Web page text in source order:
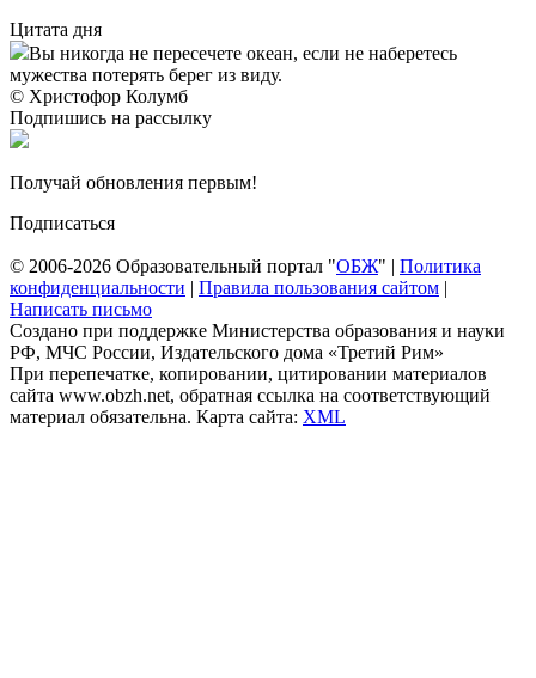
Цитата дня
Вы никогда не пересечете океан, если не наберетесь
мужества потерять берег из виду.
© Христофор Колумб
Подпишись на рассылку
Получай обновления первым!
Подписаться
© 2006-2026 Образовательный портал "ОБЖ" | Политика
конфиденциальности | Правила пользования сайтом |
Написать письмо
Создано при поддержке Министерства образования и науки
РФ, МЧС России, Издательского дома «Третий Рим»
При перепечатке, копировании, цитировании материалов
сайта www.obzh.net, обратная ссылка на соответствующий
материал обязательна. Карта сайта: XML